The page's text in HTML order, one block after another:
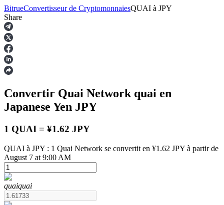
Contrats à terme
Futures USDT
BitrueConvertisseur de CryptomonnaiesQUAI à JPY
Share
Convertir Quai Network quai en
Japanese Yen JPY
1 QUAI = ¥1.62 JPY
QUAI à JPY : 1 Quai Network se convertit en ¥1.62 JPY à partir de
August 7 at 9:00 AM
quaiquai